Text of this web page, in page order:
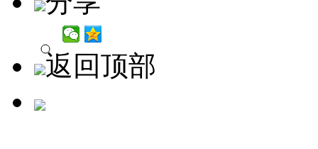
返回顶部